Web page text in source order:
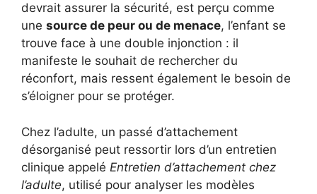
devrait assurer la sécurité, est perçu comme
une source de peur ou de menace, l’enfant se
trouve face à une double injonction : il
manifeste le souhait de rechercher du
réconfort, mais ressent également le besoin de
s’éloigner pour se protéger.
Chez l’adulte, un passé d’attachement
désorganisé peut ressortir lors d’un entretien
clinique appelé Entretien d’attachement chez
l’adulte, utilisé pour analyser les modèles